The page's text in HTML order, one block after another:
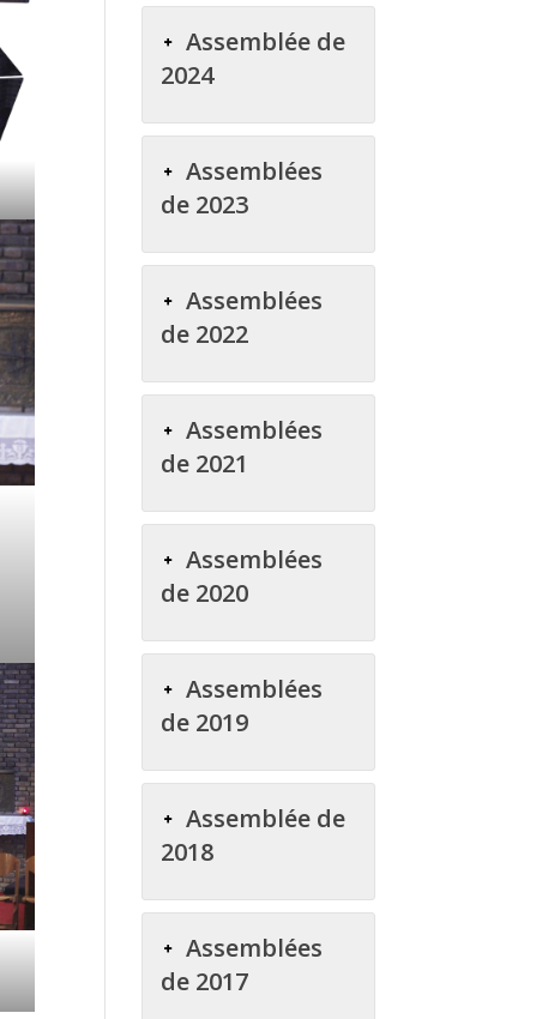
Assemblée de
2024
Assemblées
de 2023
Assemblées
de 2022
Assemblées
de 2021
Assemblées
de 2020
Assemblées
de 2019
Assemblée de
2018
Assemblées
de 2017